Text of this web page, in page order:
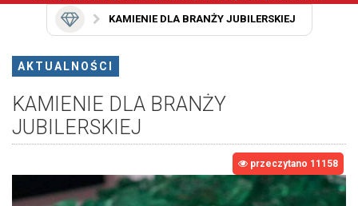
KAMIENIE DLA BRANŻY JUBILERSKIEJ
AKTUALNOŚCI
KAMIENIE DLA BRANŻY
JUBILERSKIEJ
przeczytano 11158